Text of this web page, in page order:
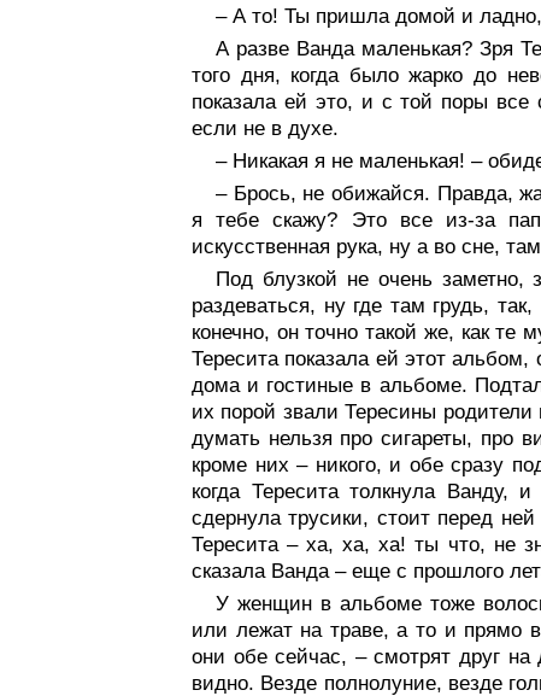
– А то! Ты пришла домой и
А разве Ванда маленькая? Зря
того дня, когда было жарко до
показала ей это, и с той поры все
если не в духе.
– Никакая я не маленькая! –
– Брось, не обижайся. Правда,
я тебе скажу? Это все из-за
искусственная рука, ну а во сне,
Под блузкой не очень заметно,
раздеваться, ну где там грудь,
конечно, он точно такой же, как
Тересита показала ей этот
дома и гостиные в альбоме.
их порой звали Тересины
думать нельзя про сигареты, про
кроме них – никого, и обе сразу
когда Тересита толкнула Ванду,
сдернула трусики, стоит перед
Тересита – ха, ха, ха! ты что, не
сказала Ванда – еще с прошлого
У женщин в альбоме тоже
или лежат на траве, а то и прямо
они обе сейчас, – смотрят друг
видно. Везде полнолуние, везде